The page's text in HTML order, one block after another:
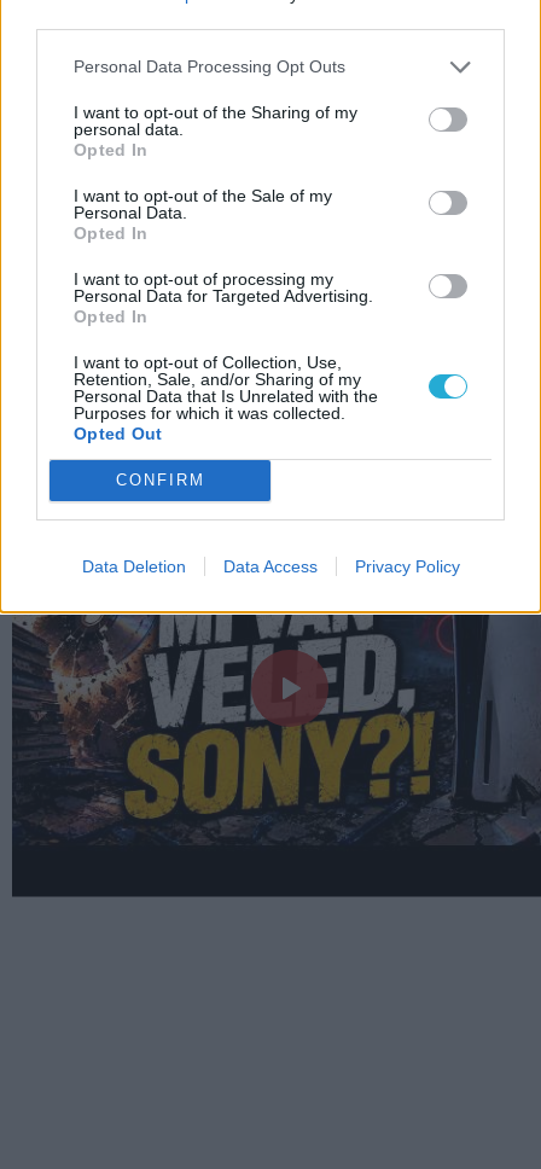
Personal Data Processing Opt Outs
I want to opt-out of the Sharing of my
personal data.
Opted In
I want to opt-out of the Sale of my
Personal Data.
Opted In
I want to opt-out of processing my
Personal Data for Targeted Advertising.
Opted In
I want to opt-out of Collection, Use,
Retention, Sale, and/or Sharing of my
Personal Data that Is Unrelated with the
Purposes for which it was collected.
Opted Out
CONFIRM
Data Deletion Data Access Privacy Policy
Dátum:2026.05.21 12:45
Csapd be az AI-t! Állítsd be itt, hogy a PC
Guru tartalmairól véletlenül se maradj le
a Google-ben.
KAPCSOLÓDÓ HÍREK
[Sorozatkritika] A Fiúk (The Boys) – 3.
évad
Ez a The Boys energiaital
szuperképességeket ad!
LEGFRISSEBB VIDEÓNK